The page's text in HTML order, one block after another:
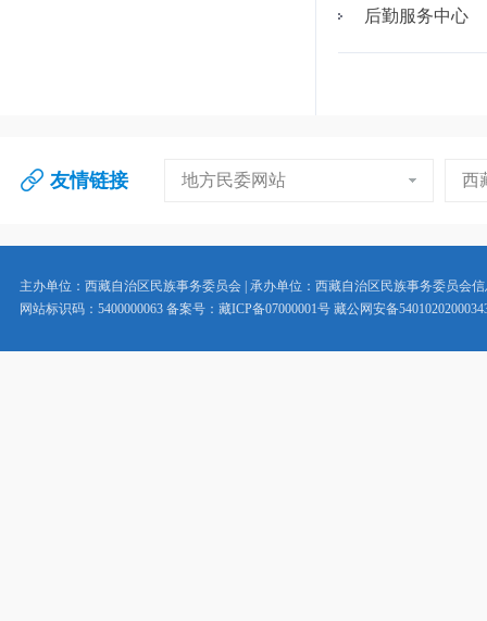
后勤服务中心
友情链接 地方民委网站 西
主办单位：西藏自治区民族事务委员会 | 承办单位：西藏自治区民族事务委员会
网站标识码：5400000063 备案号：藏ICP备07000001号 藏公网安备